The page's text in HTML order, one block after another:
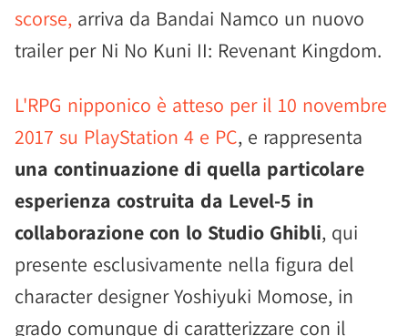
scorse, arriva da Bandai Namco un nuovo
trailer per Ni No Kuni II: Revenant Kingdom.
L'RPG nipponico è atteso per il 10 novembre
2017 su PlayStation 4 e PC, e rappresenta
una continuazione di quella particolare
esperienza costruita da Level-5 in
collaborazione con lo Studio Ghibli, qui
presente esclusivamente nella figura del
character designer Yoshiyuki Momose, in
grado comunque di caratterizzare con il